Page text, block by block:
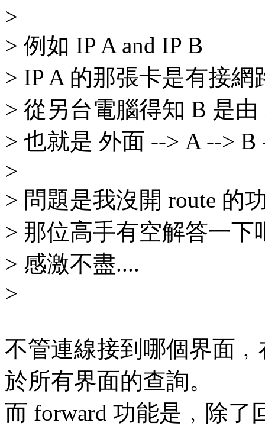
>
> 例如 IP A and IP B
> IP A 的那張卡是有接網
> 從另台電腦得知 B 是
> 也就是 外面 --> A --> B
>
> 問題是我沒開 route 的
> 那位高手有空解答一下
> 感激不盡....
>
不管連線接到哪個界面
於所有界面的查詢。
而 forward 功能是﹐除了